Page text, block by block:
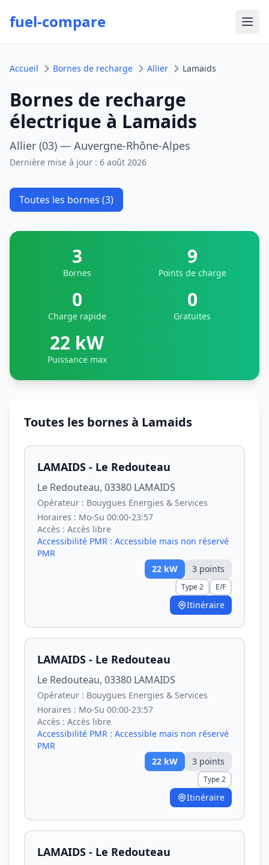
fuel-compare
Accueil Bornes de recharge Allier Lamaids
Bornes de recharge
électrique à Lamaids
Allier (03) — Auvergne-Rhône-Alpes
Dernière mise à jour : 6 août 2026
Toutes les bornes (3)
3
Bornes
9
Points de charge
0
Charge rapide
0
Gratuites
22 kW
Puissance max
Toutes les bornes à Lamaids
LAMAIDS - Le Redouteau
Le Redouteau, 03380 LAMAIDS
Opérateur : Bouygues Energies & Services
Horaires : Mo-Su 00:00-23:57
Accès : Accès libre
Accessibilité PMR : Accessible mais non réservé
PMR
22 kW 3 points
Type 2 E/F
Itinéraire
LAMAIDS - Le Redouteau
Le Redouteau, 03380 LAMAIDS
Opérateur : Bouygues Energies & Services
Horaires : Mo-Su 00:00-23:57
Accès : Accès libre
Accessibilité PMR : Accessible mais non réservé
PMR
22 kW 3 points
Type 2
Itinéraire
LAMAIDS - Le Redouteau